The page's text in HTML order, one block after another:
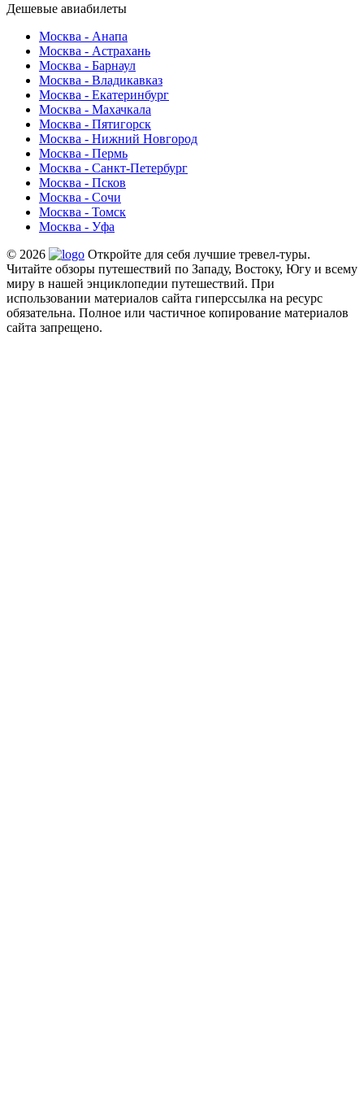
Дешевые авиабилеты
Москва - Анапа
Москва - Астрахань
Москва - Барнаул
Москва - Владикавказ
Москва - Екатеринбург
Москва - Махачкала
Москва - Пятигорск
Москва - Нижний Новгород
Москва - Пермь
Москва - Санкт-Петербург
Москва - Псков
Москва - Сочи
Москва - Томск
Москва - Уфа
© 2026
Откройте для себя лучшие тревел-туры.
Читайте обзоры путешествий по Западу, Востоку, Югу и всему
миру в нашей энциклопедии путешествий. При
использовании материалов сайта гиперссылка на ресурс
обязательна. Полное или частичное копирование материалов
сайта запрещено.